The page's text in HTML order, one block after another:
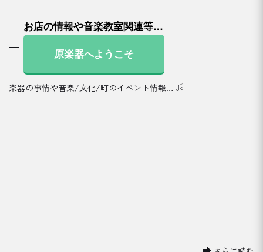
お店の情報や音楽教室関連等…
原楽器へようこそ
楽器の事情や音楽/文化/町のイベント情報…